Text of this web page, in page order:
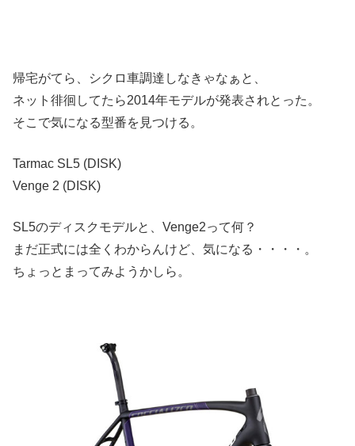
帰宅がてら、シクロ車調達しなきゃなぁと、
ネット徘徊してたら2014年モデルが発表されとった。
そこで気になる型番を見つける。
Tarmac SL5 (DISK)
Venge 2 (DISK)
SL5のディスクモデルと、Venge2って何？
まだ正式には全くわからんけど、気になる・・・・。
ちょっとまってみようかしら。